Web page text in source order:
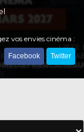
vos envies cinéma :
Facebook Twitter